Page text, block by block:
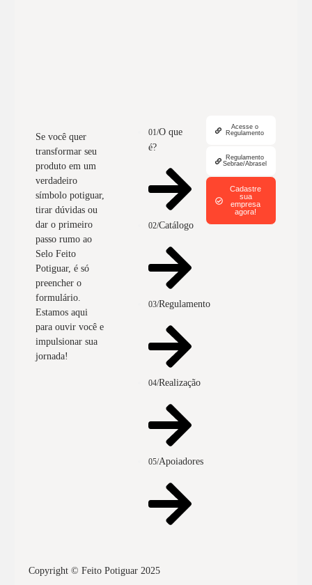
Se você quer
transformar seu
produto em um
verdadeiro
símbolo potiguar,
tirar dúvidas ou
dar o primeiro
passo rumo ao
Selo Feito
Potiguar, é só
preencher o
formulário.
Estamos aqui
para ouvir você e
impulsionar sua
jornada!
01/O que
é?
02/Catálogo
03/Regulamento
04/Realização
05/Apoiadores
Acesse o
Regulamento
Regulamento
Sebrae/Abrasel
Cadastre
sua
empresa
agora!
Copyright © Feito Potiguar 2025